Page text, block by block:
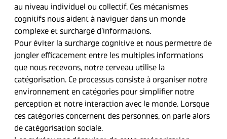
au niveau individuel ou collectif. Ces mécanismes
cognitifs nous aident à naviguer dans un monde
complexe et surchargé d’informations.
Pour éviter la surcharge cognitive et nous permettre de
jongler efficacement entre les multiples informations
que nous recevons, notre cerveau utilise la
catégorisation. Ce processus consiste à organiser notre
environnement en catégories pour simplifier notre
perception et notre interaction avec le monde. Lorsque
ces catégories concernent des personnes, on parle alors
de catégorisation sociale.